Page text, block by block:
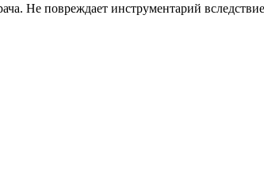
Не повреждает инструментарий